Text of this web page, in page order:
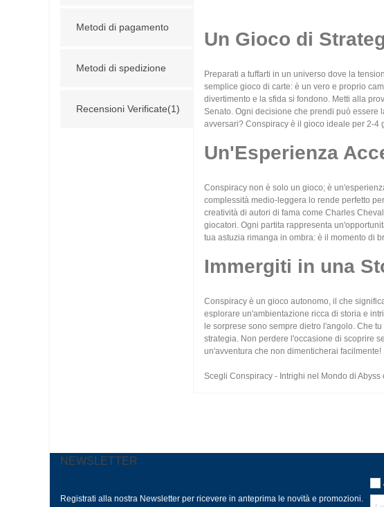
Metodi di pagamento
Metodi di spedizione
Recensioni Verificate(1)
Un Gioco di
Preparati a tuffarti in un universo dove la
semplice gioco di carte: è un vero e proprio
divertimento e la sfida si fondono. Metti alla
Senato. Ogni decisione che prendi può essere
avversari? Conspiracy è il gioco ideale per 2-
Un'Esperienza
Conspiracy non è solo un gioco; è
complessità medio-leggera lo rende perfetto
creatività di autori di fama come Charles
giocatori. Ogni partita rappresenta
tua astuzia rimanga in ombra: è il momento di
Immergiti in una
Conspiracy è un gioco autonomo, il che
esplorare un'ambientazione ricca di storia e
le sorprese sono sempre dietro l'angolo. Che
strategia. Non perdere l'occasione di scoprire
un'avventura che non dimenticherai facilmente!
Scegli Conspiracy - Intrighi nel Mondo di
NEWSLETTER
Registrati alla nostra Newsletter per ricevere in anteprima le novità e promozioni.